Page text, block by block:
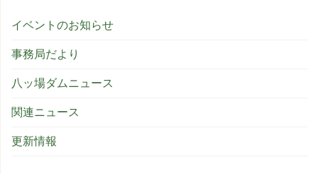
イベントのお知らせ
事務局だより
八ッ場ダムニュース
関連ニュース
更新情報